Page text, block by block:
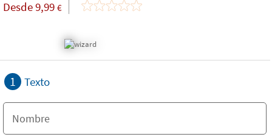
Desde9,99 €
1 Texto